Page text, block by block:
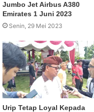
Jumbo Jet Airbus A380
Emirates 1 Juni 2023
Senin, 29 Mei 2023
Urip Tetap Loyal Kepada